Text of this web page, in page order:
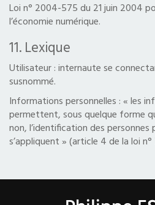
Loi n° 2004-575 du 21 juin 2004
l’économie numérique.
11. Lexique
Utilisateur : internaute se
susnommé.
Informations personnelles : « les
permettent, sous quelque forme
non, l’identification des personnes
s’appliquent » (article 4 de la loi